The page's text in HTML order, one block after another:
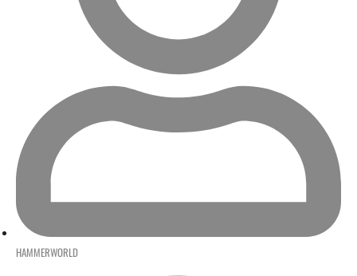
HAMMERWORLD